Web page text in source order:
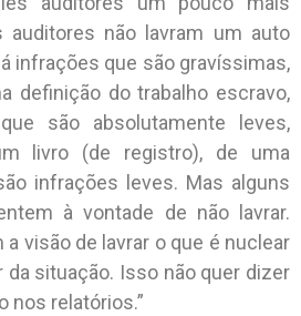
auditores não lavram um auto
infrações que são gravíssimas,
definição do trabalho escravo,
são absolutamente leves,
livro (de registro), de uma
infrações leves. Mas alguns
à vontade de não lavrar.
visão de lavrar o que é nuclear
da situação. Isso não quer dizer
nos relatórios.”